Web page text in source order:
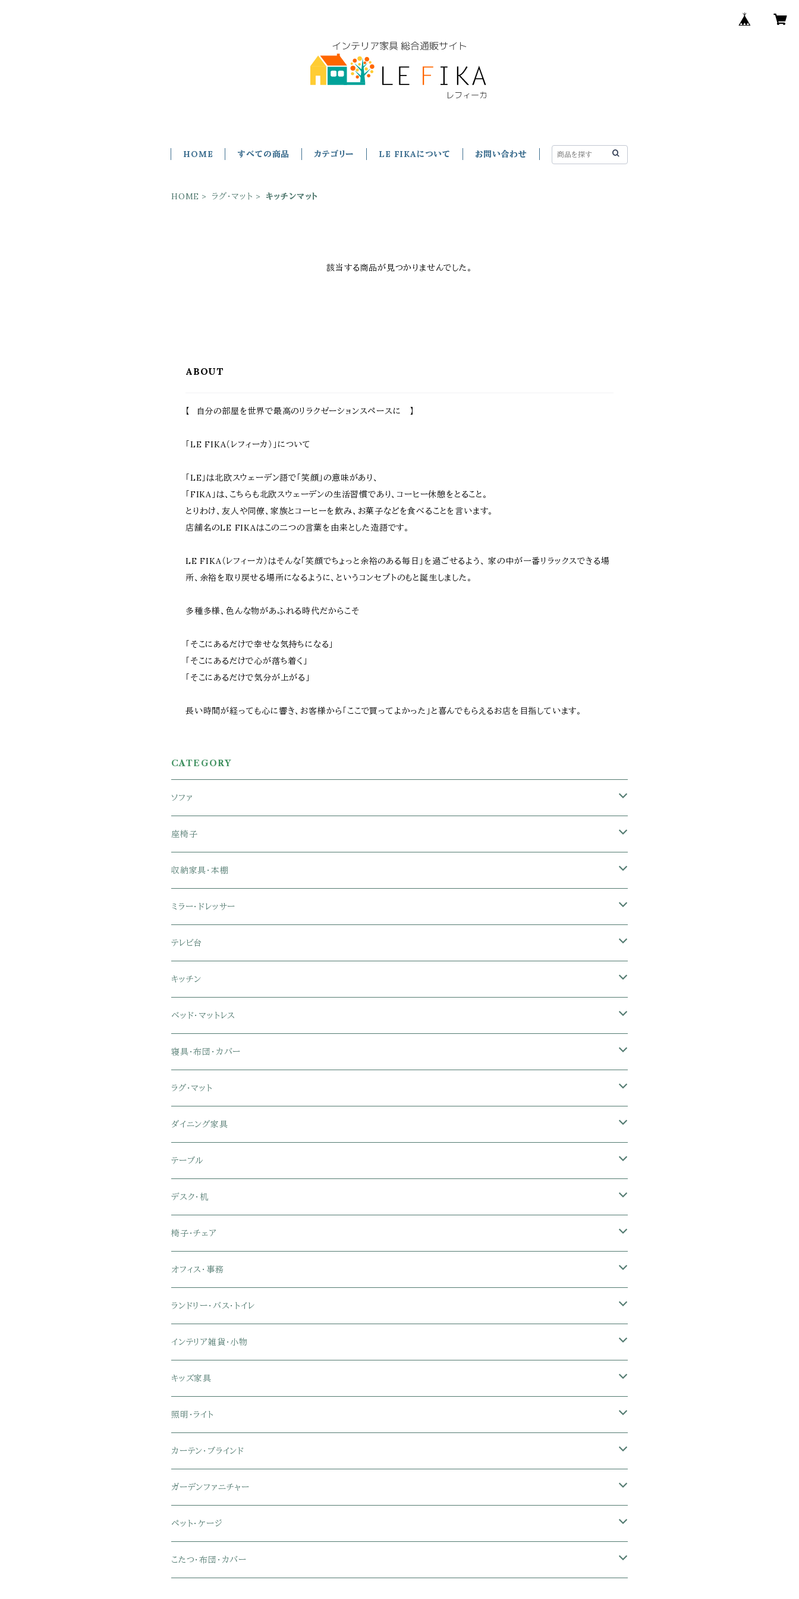
HOME すべての商品 カテゴリー LE FIKAについて お問い合わせ
HOME ラグ・マット キッチンマット
該当する商品が見つかりませんでした。
ABOUT
【 自分の部屋を世界で最高のリラクゼーションスペースに 】
「LE FIKA（レフィーカ）」について
「LE」は北欧スウェーデン語で「笑顔」の意味があり、
「FIKA」は、こちらも北欧スウェーデンの生活習慣であり、コーヒー休憩をとること。
とりわけ、友人や同僚、家族とコーヒーを飲み、お菓子などを食べることを言います。
店舗名のLE FIKAはこの二つの言葉を由来とした造語です。
LE FIKA（レフィーカ）はそんな「笑顔でちょっと余裕のある毎日」を過ごせるよう、 家の中が一番リラックスできる場
所、余裕を取り戻せる場所になるように、というコンセプトのもと誕生しました。
多種多様、色んな物があふれる時代だからこそ
「そこにあるだけで幸せな気持ちになる」
「そこにあるだけで心が落ち着く」
「そこにあるだけで気分が上がる」
長い時間が経っても心に響き、お客様から「ここで買ってよかった」と喜んでもらえるお店を目指しています。
CATEGORY
ソファ
1人掛けソファ
2人掛けソファ
3人掛けソファ
フロアソファ・ローソファ
ソファベッド
カウチソファ・コーナーソファ
リクライニングソファ
スツール・オットマン
クッションソファ
革・レザー・合皮ソファ
布張り・ファブリックソファ
ソファカバー
座椅子
1人掛け座椅子
2人掛け座椅子
リクライニング座椅子
肘付き座椅子
座椅子カバー
ポケットコイル座椅子
収納家具・本棚
カラーボックス
本棚・書棚
衣類・タンス・チェスト
ハンガーラック
ラック・シェルフ
スチールラック・メタルラック
衣装ケース・壁面収納・ワードローブ
キャビネット・サイドボード
ランドリー・トイレ収納
玄関収納
突っ張り棚・突っ張りラック
ミラー・ドレッサー
ドレッサー・鏡台
ミラー・スタンドミラー
テレビ台
壁面収納・ハイタイプテレビ台
ミドルタイプテレビ台
ロータイプテレビ台
コーナーテレビ台
伸縮テレビ台
テレビスタンド
サイドチェスト
幅90cm以下テレビ台
幅91～120cmテレビ台
幅121～150cmテレビ台
幅151～180cmテレビ台
キッチン
食器棚・キッチンボード
レンジ台
キッチンワゴン
キッチンカウンター
キッチンラック・冷蔵庫ラック
隙間収納
キッチンマット
キッチン用品
キッチン家電
ベッド・マットレス
ローベッド
セミシングル
シングル
収納付きベッド
セミシングル
シングル
パネルベッド
セミシングル
シングル
すのこベッド
セミシングル
シングル
脚付きマットレス
セミシングル
シングル
パイプベッド
ロフトベッド
2段ベッド
折りたたみベッド
ソファベッド
マットレス
セミシングル
シングル
セミシングル
シングル
セミダブル
ダブル
寝具・布団・カバー
掛け布団
敷き布団
布団セット
枕
タオルケット・ガーゼケット
ブランケット・毛布
布団カバー・敷きパッド
ひんやりマット（冷却マット）
こたつ布団
シングル
セミダブル
ダブル
クイーン
キング
ラグ・マット
ラグ・カーペット
玄関マット
キッチンマット
フローリングマット
ジョイントマット
ダイニング家具
ダイニングテーブル
ダイニングチェア・ベンチ
ダイニングテーブルセット
2人用ダイニングテーブルセット
4人用ダイニングテーブルセット
6人用ダイニングテーブルセット
木製ダイニング
スチール脚ダイニング
テーブル
サイドテーブル
ウッドテーブル
センターテーブル
ガラステーブル
カウンターテーブル
伸縮式テーブル
デスク・机
パソコン・オフィスデスク
L字デスク
収納付きデスク
キーボードスライダー付きデスク
学習机
ツインデスク
デスクセット
サイドワゴン・チェスト
木製デスク
ガラスデスク
椅子・チェア
ダイニングチェア・ベンチ
オフィスチェア
リクライニングチェア
ハイバックオフィスチェア
メッシュオフィスチェア
リビングチェア
スツール・オットマン
学習椅子
ファブリックチェア
革・レザー・合皮チェア
スチール脚チェア
木脚チェア
オフィス・事務
オフィスチェア
オフィスデスク
オフィス収納
オフィス雑貨
オフィス家電
ランドリー・バス・トイレ
ランドリーラック
タオルハンガー
洗濯カゴ・ワゴン
物干しスタンド
トイレ用品
トイレットペーパーホルダー
バス用品・バスマット
インテリア雑貨・小物
タオル
食器・食器スタンド
キャニスター・ディスペンサー
コーヒーサーバー
エコバッグ
玄関小物・傘
キッズ家具
絵本ラック・本棚
ラック・ランドセルラック
おもちゃ・キッズ収納
学習机・学習椅子
チェア・ベビーチェア・ソファ
照明・ライト
シーリングライト
シーリングファンライト
ペンダントライト
スポットライト
カーテン・ブラインド
ドレープカーテン
レースカーテン
カーテンセット
ガーデンファニチャー
ガーデンフェンス・アーチ
ガーデンテーブル・チェア・ベンチ
ペット・ケージ
ケージ
こたつ・布団・カバー